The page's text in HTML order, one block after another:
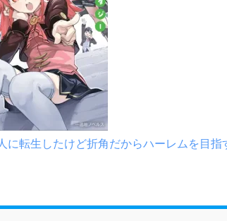
に転生したけど折角だからハーレムを目指